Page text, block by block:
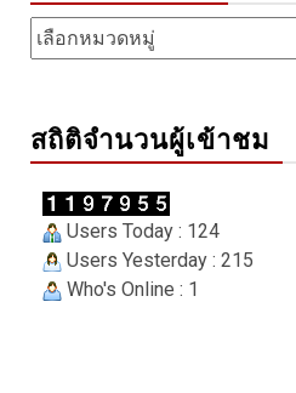
Categories
สถิติจำนวนผู้เข้าชม
Users Today : 124
Users Yesterday : 215
Who's Online : 1